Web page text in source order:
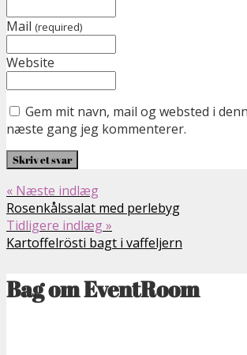
Mail (required)
Website
Gem mit navn, mail og websted i
næste gang jeg kommenterer.
« Næste indlæg
Rosenkålssalat med perlebyg
Tidligere indlæg »
Kartoffelrösti bagt i vaffeljern
Bag om EventRoom